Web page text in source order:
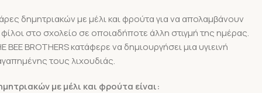
δημητριακών με μέλι και φρούτα για να απολαμβάνουν
φίλοι στο σχολείο σε οποιαδήποτε άλλη στιγμή της ημέρας.
BEE BROTHERS κατάφερε να δημιουργήσει μια υγιεινή
τους λιχουδιάς.
με μέλι και φρούτα είναι: